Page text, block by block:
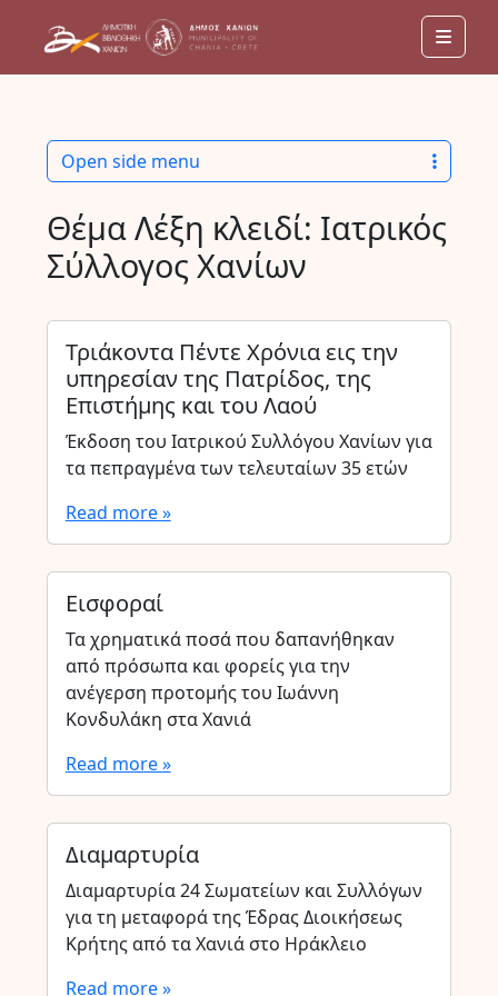
Θέμα Λέξη κλειδί: Ιατρικός
Σύλλογος Χανίων
Τριάκοντα Πέντε Χρόνια εις την
υπηρεσίαν της Πατρίδος, της
Επιστήμης και του Λαού
Έκδοση του Ιατρικού Συλλόγου Χανίων για
τα πεπραγμένα των τελευταίων 35 ετών
Read more »
Εισφοραί
Τα χρηματικά ποσά που δαπανήθηκαν
από πρόσωπα και φορείς για την
ανέγερση προτομής του Ιωάννη
Κονδυλάκη στα Χανιά
Read more »
Διαμαρτυρία
Διαμαρτυρία 24 Σωματείων και Συλλόγων
για τη μεταφορά της Έδρας Διοικήσεως
Κρήτης από τα Χανιά στο Ηράκλειο
Read more »
Open side menu